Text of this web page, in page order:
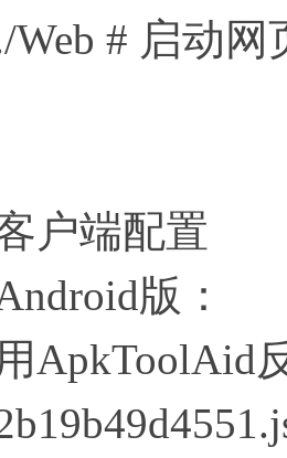
Web # 启动网
户端配置
版：
ApkToolAid